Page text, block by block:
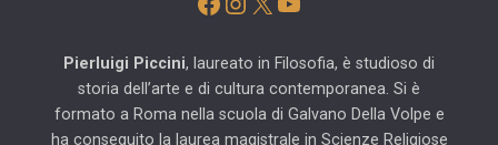
Pierluigi Piccini, laureato in Filosofia, è studioso di
storia dell’arte e di cultura contemporanea. Si è
formato a Roma nella scuola di Galvano Della Volpe e
ha conseguito la laurea magistrale in Scienze Religiose